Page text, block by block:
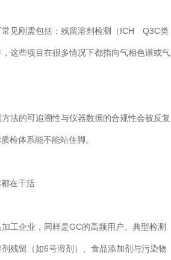
见刚需包括：残留溶剂检测（ICH Q3C类
这些项目在很多情况下都指向气相色谱或气
的可追溯性与仪器数据的合规性会被反复
检体系能不能站住脚。
在干活
企业，同样是GC的高频用户。典型检测
残留（如6号溶剂）、食品添加剂与污染物